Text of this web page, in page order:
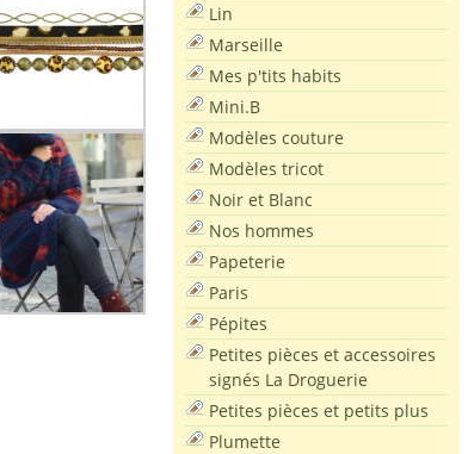
Lin
Marseille
Mes p'tits habits
Mini.B
Modèles couture
Modèles tricot
Noir et Blanc
Nos hommes
Papeterie
Paris
Pépites
Petites pièces et accessoires
signés La Droguerie
Petites pièces et petits plus
Plumette